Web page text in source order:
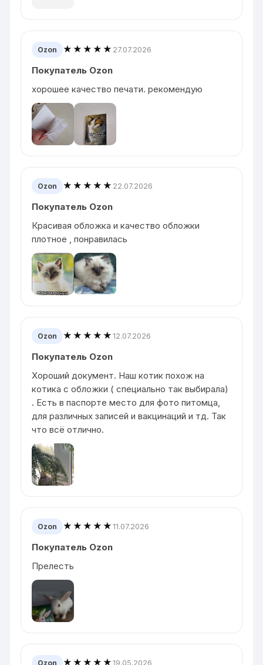
Ozon ★★★★★ 27.07.2026
Покупатель Ozon
хорошее качество печати. рекомендую
Ozon ★★★★★ 22.07.2026
Покупатель Ozon
Красивая обложка и качество обложки
плотное , понравилась
Ozon ★★★★★12.07.2026
Покупатель Ozon
Хороший документ. Наш котик похож на
котика с обложки ( специально так выбирала)
. Есть в паспорте место для фото питомца,
для различных записей и вакцинаций и тд. Так
что всё отлично.
Ozon ★★★★★11.07.2026
Покупатель Ozon
Прелесть
Ozon ★★★★★19.05.2026